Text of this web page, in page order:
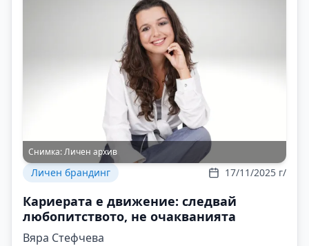
Снимка:Личен архив
Личен брандинг 17/11/2025 г/
Кариерата е движение: следвай
любопитството, не очакванията
Вяра Стефчева